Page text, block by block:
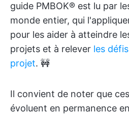
guide PMBOK® est lu par
monde entier, qui
pour les aider à atteindre
projets et à relever les défis
projet. 🚧
Il convient de noter que
évoluent en permanence